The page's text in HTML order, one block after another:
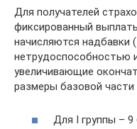
Для получателей
фиксированный
начисляются надбавки
нетрудоспособностью
увеличивающие
размеры базовой части
Для I группы – 9